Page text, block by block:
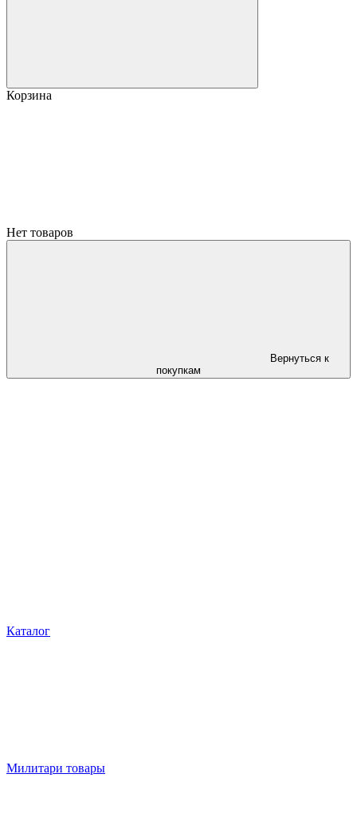
Корзина
Нет товаров
Вернуться к
покупкам
Каталог
Милитари товары